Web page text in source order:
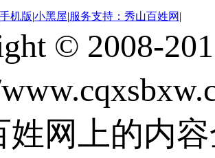
手机版|小黑屋|服务支持：秀山百姓网 |
© 2008-
姓网上的内